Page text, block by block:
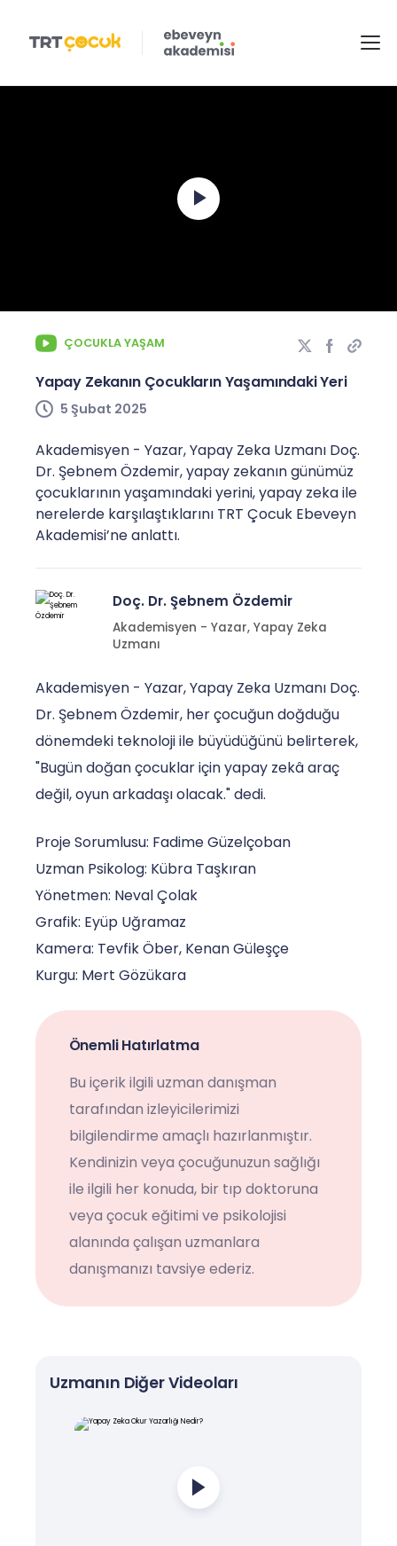
Play
ÇOCUKLA YAŞAM
Yapay Zekanın Çocukların Yaşamındaki Yeri
5 Şubat 2025
Akademisyen - Yazar, Yapay Zeka Uzmanı Doç.
Dr. Şebnem Özdemir, yapay zekanın günümüz
çocuklarının yaşamındaki yerini, yapay zeka ile
nerelerde karşılaştıklarını TRT Çocuk Ebeveyn
Akademisi’ne anlattı.
Doç. Dr. Şebnem Özdemir
Akademisyen - Yazar, Yapay Zeka
Uzmanı
Akademisyen - Yazar, Yapay Zeka Uzmanı Doç.
Dr. Şebnem Özdemir, her çocuğun doğduğu
dönemdeki teknoloji ile büyüdüğünü belirterek,
"Bugün doğan çocuklar için yapay zekâ araç
değil, oyun arkadaşı olacak." dedi.
Proje Sorumlusu: Fadime Güzelçoban
Uzman Psikolog: Kübra Taşkıran
Yönetmen: Neval Çolak
Grafik: Eyüp Uğramaz
Kamera: Tevfik Öber, Kenan Güleşçe
Kurgu: Mert Gözükara
Önemli Hatırlatma
Bu içerik ilgili uzman danışman
tarafından izleyicilerimizi
bilgilendirme amaçlı hazırlanmıştır.
Kendinizin veya çocuğunuzun sağlığı
ile ilgili her konuda, bir tıp doktoruna
veya çocuk eğitimi ve psikolojisi
alanında çalışan uzmanlara
danışmanızı tavsiye ederiz.
Uzmanın Diğer Videoları